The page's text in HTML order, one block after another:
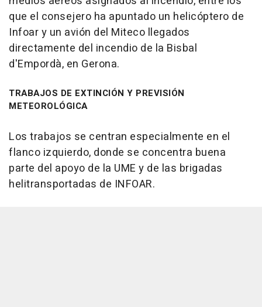
que el consejero ha apuntado un helicóptero de
Infoar y un avión del Miteco llegados
directamente del incendio de la Bisbal
d'Empordà, en Gerona.
TRABAJOS DE EXTINCIÓN Y PREVISIÓN
METEOROLÓGICA
Los trabajos se centran especialmente en el
flanco izquierdo, donde se concentra buena
parte del apoyo de la UME y de las brigadas
helitransportadas de INFOAR.